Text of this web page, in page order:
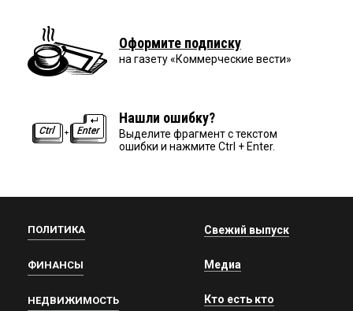
Оформите подписку
на газету «Коммерческие вести»
Нашли ошибку?
Выделите фрагмент с текстом
ошибки и нажмите Ctrl + Enter.
ПОЛИТИКА
ФИНАНСЫ
НЕДВИЖИМОСТЬ
Свежий выпуск
Медиа
Кто есть кто